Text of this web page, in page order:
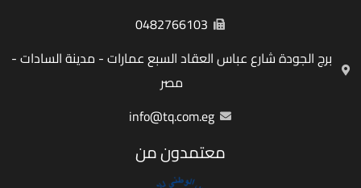
0482766103
برج الجودة شارع عباس العقاد السبع عمارات - مدينة السادات -
مصر
info@tq.com.eg
معتمدون من